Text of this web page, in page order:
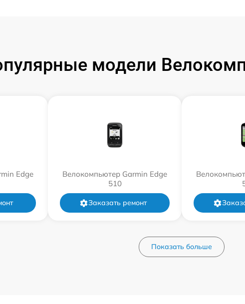
модели
Edge
Велокомпьютер Garmin Edge
510
Заказать ремонт
Показать больше